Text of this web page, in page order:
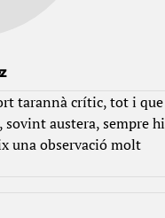
tarannà crític, tot i que
austera, sempre hi
una observació molt